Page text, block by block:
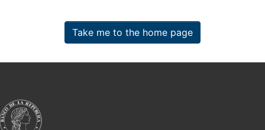
Take me to the home page